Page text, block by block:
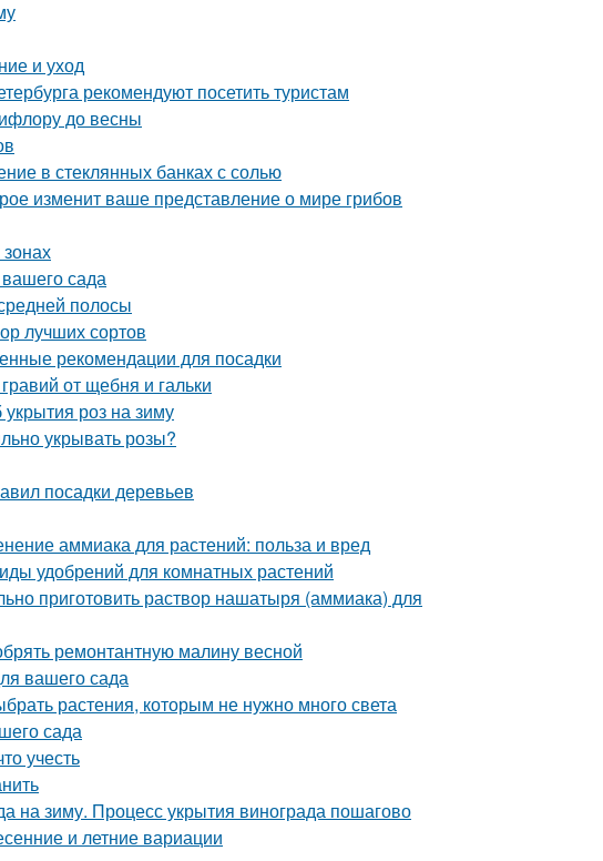
и уход
рекомендуют посетить туристам
до весны
в стеклянных банках с солью
изменит ваше представление о мире грибов
сада
полосы
лучших сортов
рекомендации для посадки
от щебня и гальки
роз на зиму
укрывать розы?
посадки деревьев
аммиака для растений: польза и вред
удобрений для комнатных растений
приготовить раствор нашатыря (аммиака) для
ремонтантную малину весной
вашего сада
растения, которым не нужно много света
сада
учесть
на зиму. Процесс укрытия винограда пошагово
и летние вариации